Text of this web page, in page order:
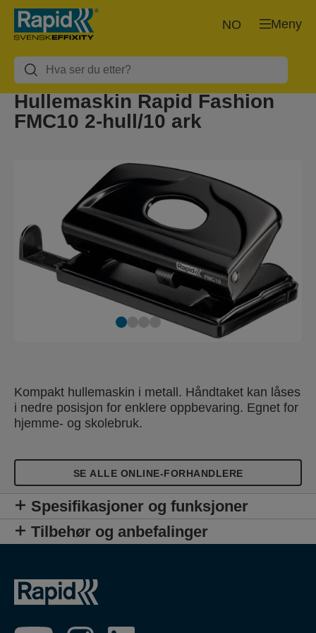
Meny
NO
Hullemaskin Rapid Fashion
FMC10 2-hull/10 ark
Kompakt hullemaskin i metall. Håndtaket kan låses
i nedre posisjon for enklere oppbevaring. Egnet for
hjemme- og skolebruk.
SE ALLE ONLINE-FORHANDLERE
Spesifikasjoner og funksjoner
Tilbehør og anbefalinger